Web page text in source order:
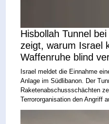
Hisbollah Tunnel
zeigt, warum Israel
Waffenruhe blind
Israel meldet die Einnahme
Anlage im Südlibanon. Der
Raketenabschussschächten
Terrororganisation den Angriff